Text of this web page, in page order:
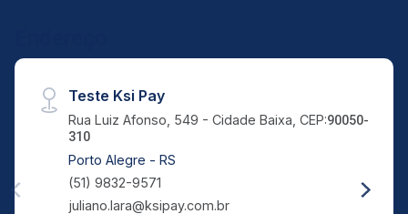
Teste Ksi Pay
Rua Luiz Afonso, 549 - Cidade Baixa, CEP:90050-
310
Porto Alegre - RS
(51) 9832-9571
juliano.lara@ksipay.com.br